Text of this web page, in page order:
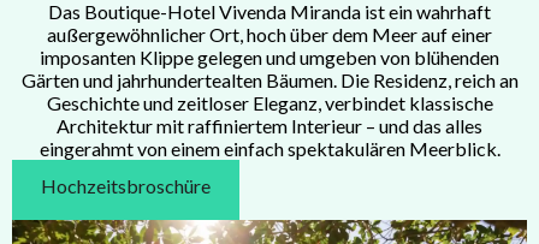
Das Boutique-Hotel Vivenda Miranda ist ein wahrhaft
außergewöhnlicher Ort, hoch über dem Meer auf einer
imposanten Klippe gelegen und umgeben von blühenden
Gärten und jahrhundertealten Bäumen. Die Residenz, reich an
Geschichte und zeitloser Eleganz, verbindet klassische
Architektur mit raffiniertem Interieur – und das alles
eingerahmt von einem einfach spektakulären Meerblick.
Hochzeitsbroschüre